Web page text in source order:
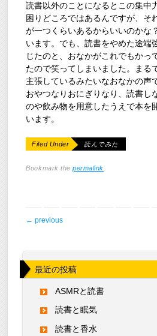
読書以外のことになるとこの集中
困りどころではあるんですが、そ
が一つくらいあるからいいのかな
います。でも、読書をやめた途端
じたのと、おなかがこれでもかっ
たので笑ってしまいました。まる
主張しているみたいなおなかの声
おやつなりおにぎりなり、読書し
のや飲み物を用意したうえで本を
います。
Filed Under 読んでみた
Bookmark thepermalink.
post navigation
← previous
最近の投稿
ASMRと読書
読書と眠気
読書と香水